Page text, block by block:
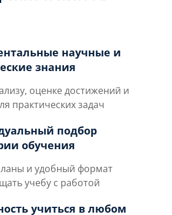
научные и
знания
оценке достижений и
практических задач
подбор
обучения
и удобный формат
учебу с работой
учиться в любом